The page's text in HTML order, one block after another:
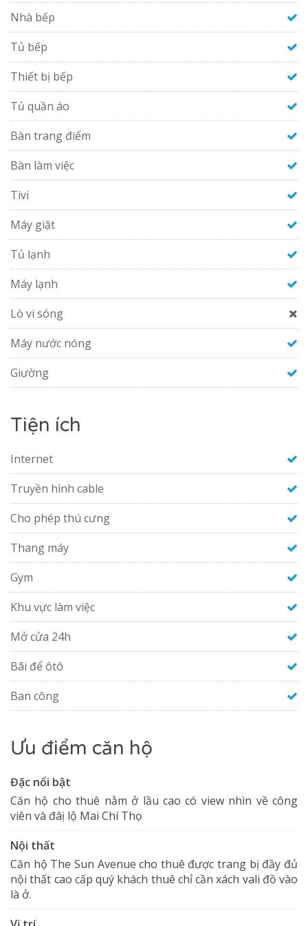
Nhà bếp
Tủ bếp
Thiết bị bếp
Tủ quần áo
Bàn trang điểm
Bàn làm việc
Tivi
Máy giặt
Tủ lạnh
Máy lạnh
Lò vi sóng
Máy nước nóng
Giường
Tiện ích
Internet
Truyền hình cable
Cho phép thú cưng
Thang máy
Gym
Khu vực làm việc
Mở cửa 24h
Bãi để ôtô
Ban công
Ưu điểm căn hộ
Đặc nổi bật
Căn hộ cho thuê nằm ở lầu cao có view nhìn về công
viên và đâị lộ Mai Chí Thọ
Nội thất
Căn hộ The Sun Avenue cho thuê được trang bị đầy đủ
nội thất cao cấp quý khách thuê chỉ cần xách vali đồ vào
là ở.